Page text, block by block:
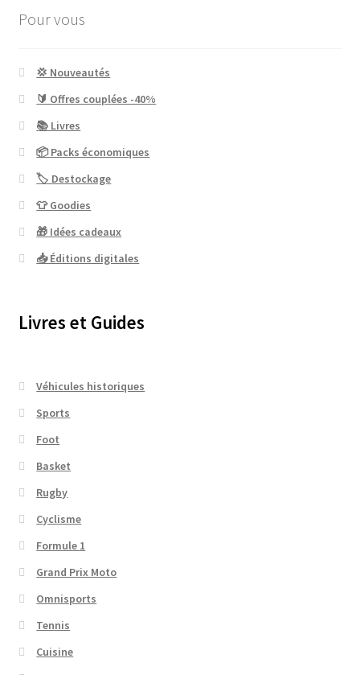
Pour vous
💢 Nouveautés
🔰 Offres couplées -40%
📚 Livres
📦 Packs économiques
🏷 Destockage
👕 Goodies
🎁 Idées cadeaux
📥 Éditions digitales
Livres et Guides
Véhicules historiques
Sports
Foot
Basket
Rugby
Cyclisme
Formule 1
Grand Prix Moto
Omnisports
Tennis
Cuisine